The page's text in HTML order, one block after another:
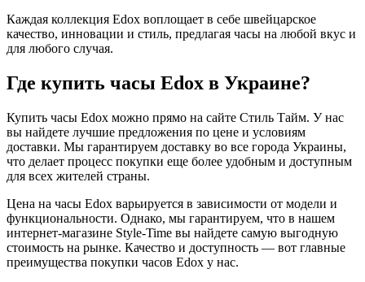
Каждая коллекция Edox воплощает в себе швейцарское
качество, инновации и стиль, предлагая часы на любой вкус и
для любого случая.
Где купить часы Edox в Украине?
Купить часы Edox можно прямо на сайте Стиль Тайм. У нас
вы найдете лучшие предложения по цене и условиям
доставки. Мы гарантируем доставку во все города Украины,
что делает процесс покупки еще более удобным и доступным
для всех жителей страны.
Цена на часы Edox варьируется в зависимости от модели и
функциональности. Однако, мы гарантируем, что в нашем
интернет-магазине Style-Time вы найдете самую выгодную
стоимость на рынке. Качество и доступность — вот главные
преимущества покупки часов Edox у нас.